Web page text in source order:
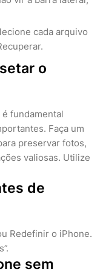
cada arquivo
o
fundamental
Faça um
preservar fotos,
valiosas. Utilize
de
Redefinir o iPhone.
sem